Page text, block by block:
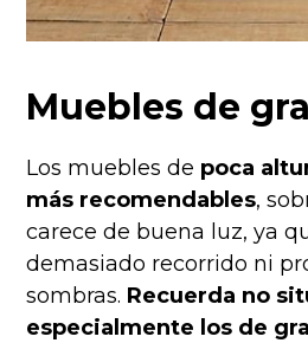
Muebles de
Los muebles de poca
más recomendables,
carece de buena luz, ya
demasiado recorrido ni
sombras. Recuerda no
especialmente los de